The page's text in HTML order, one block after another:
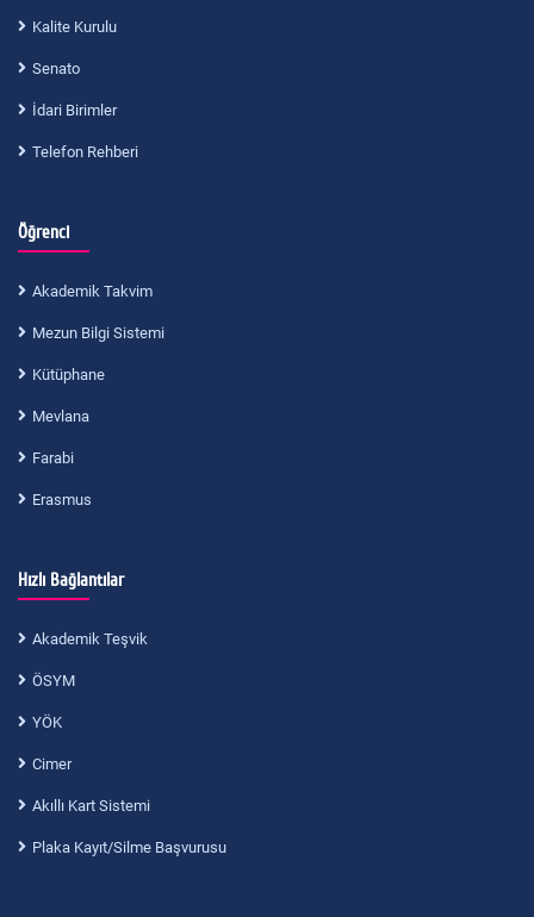
Kalite Kurulu
Senato
İdari Birimler
Telefon Rehberi
Öğrenci
Akademik Takvim
Mezun Bilgi Sistemi
Kütüphane
Mevlana
Farabi
Erasmus
Hızlı Bağlantılar
Akademik Teşvik
ÖSYM
YÖK
Cimer
Akıllı Kart Sistemi
Plaka Kayıt/Silme Başvurusu